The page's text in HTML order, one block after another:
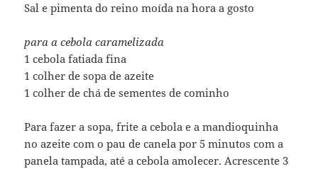
Sal e pimenta do reino moída na hora a gosto
para a cebola caramelizada
1 cebola fatiada fina
1 colher de sopa de azeite
1 colher de chá de sementes de cominho
Para fazer a sopa, frite a cebola e a mandioquinha
no azeite com o pau de canela por 5 minutos com a
panela tampada, até a cebola amolecer. Acrescente 3